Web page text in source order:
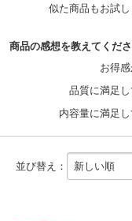
似た商品もお試
商品の感想を教えてくだ
お得
品質に満足
内容量に満足
並び替え：